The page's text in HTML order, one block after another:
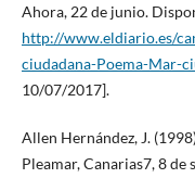
Ahora, 22 de junio.
http://www.eldiario.es/
ciudadana-Poema-Mar-
10/07/2017].
Allen Hernández, J.
Pleamar, Canarias7, 8 de